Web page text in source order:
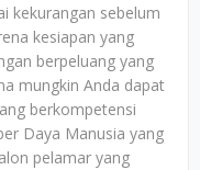
kekurangan sebelum
kesiapan yang
berpeluang yang
mungkin Anda dapat
berkompetensi
Daya Manusia yang
pelamar yang